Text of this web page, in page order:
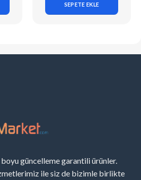
SEPETE EKLE
güncelleme garantili ürünler.
ile siz de bizimle birlikte